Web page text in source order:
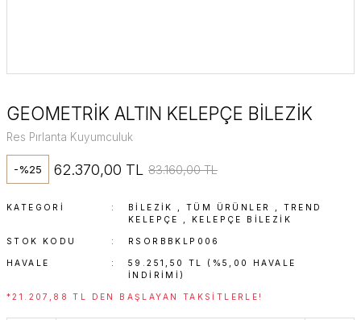
GEOMETRİK ALTIN KELEPÇE BİLEZİK
Res Pırlanta Kuyumculuk
-%25 62.370,00 TL 83.160,00 TL
KATEGORI BİLEZİK ,TÜM ÜRÜNLER
TREND
KELEPÇE
KELEPÇE BILEZIK
STOK KODU RSORBBKLP006
HAVALE
59.251,50 TL (%5,00 HAVALE
INDIRIMI)
*21.207,88 TL DEN BAŞLAYAN TAKSITLERLE!